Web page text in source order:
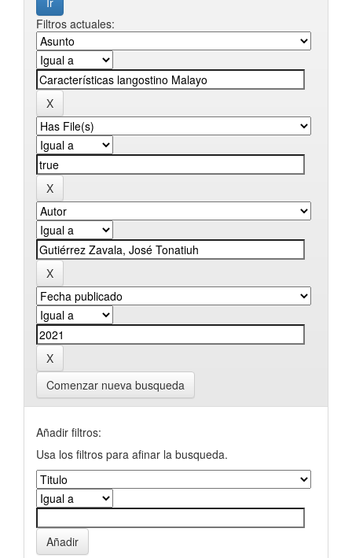
Filtros actuales:
Comenzar nueva busqueda
Añadir filtros:
Usa los filtros para afinar la busqueda.